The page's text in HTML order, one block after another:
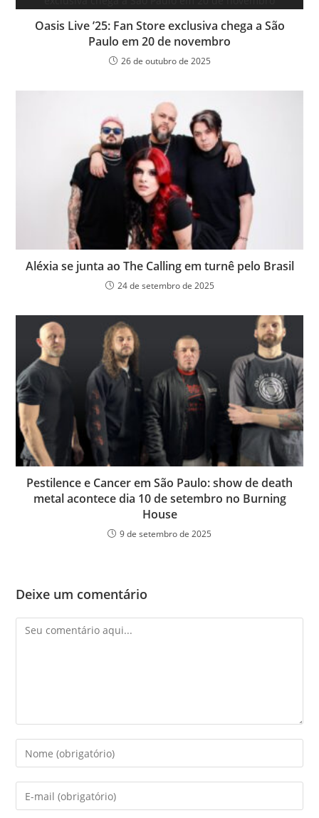
Oasis Live ’25: Fan Store exclusiva chega a São
Paulo em 20 de novembro
26 de outubro de 2025
Aléxia se junta ao The Calling em turnê pelo Brasil
24 de setembro de 2025
Pestilence e Cancer em São Paulo: show de death
metal acontece dia 10 de setembro no Burning
House
9 de setembro de 2025
Deixe um comentário
Comentário
Digite
seu
nome
ou
Digite
seu